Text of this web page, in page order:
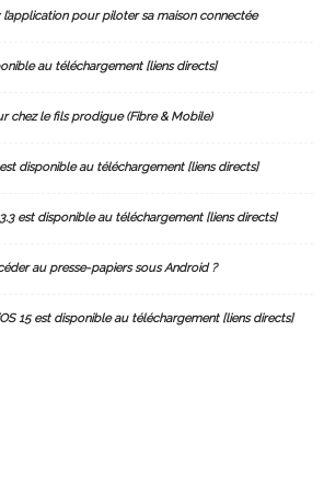
l’application pour piloter sa maison connectée
au téléchargement [liens directs]
chez le fils prodigue (Fibre & Mobile)
est disponible au téléchargement [liens directs]
est disponible au téléchargement [liens directs]
au presse-papiers sous Android ?
15 est disponible au téléchargement [liens directs]